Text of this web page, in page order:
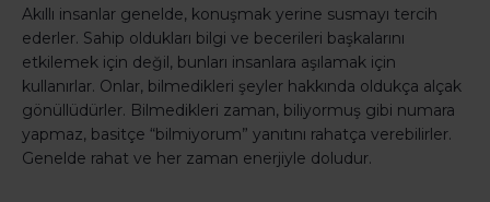
Akıllı insanlar genelde, konuşmak yerine susmayı tercih
ederler. Sahip oldukları bilgi ve becerileri başkalarını
etkilemek için değil, bunları insanlara aşılamak için
kullanırlar. Onlar, bilmedikleri şeyler hakkında oldukça alçak
gönüllüdürler. Bilmedikleri zaman, biliyormuş gibi numara
yapmaz, basitçe “bilmiyorum” yanıtını rahatça verebilirler.
Genelde rahat ve her zaman enerjiyle doludur.